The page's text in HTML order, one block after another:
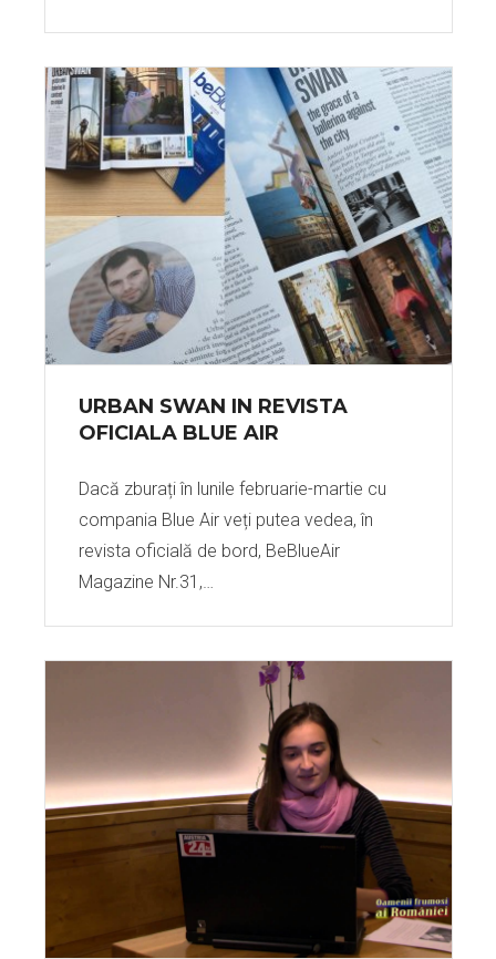
URBAN SWAN IN REVISTA
OFICIALA BLUE AIR
Dacă zburați în lunile februarie-martie cu
compania Blue Air veți putea vedea, în
revista oficială de bord, BeBlueAir
Magazine Nr.31,…